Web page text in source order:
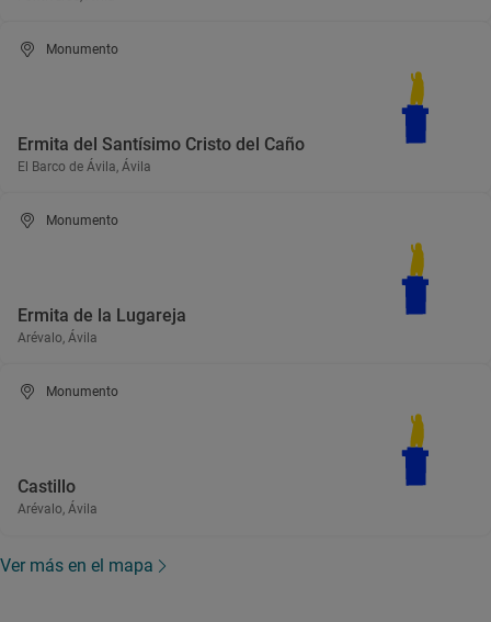
Monumento
Ermita del Santísimo Cristo del Caño
El Barco de Ávila, Ávila
Monumento
Ermita de la Lugareja
Arévalo, Ávila
Monumento
Castillo
Arévalo, Ávila
Ver más en el mapa